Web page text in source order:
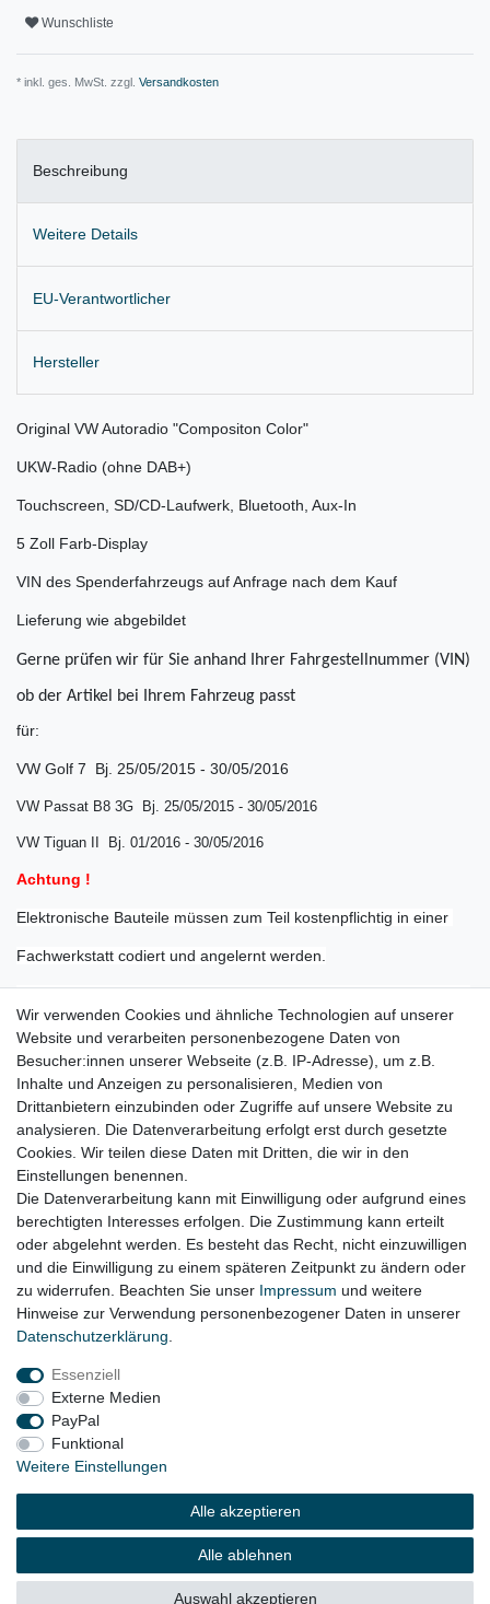
Wunschliste
* inkl. ges. MwSt. zzgl. Versandkosten
Beschreibung
Weitere Details
EU-Verantwortlicher
Hersteller
Original VW Autoradio "Compositon Color"
UKW-Radio (ohne DAB+)
Touchscreen, SD/CD-Laufwerk, Bluetooth, Aux-In
5 Zoll Farb-Display
VIN des Spenderfahrzeugs auf Anfrage nach dem Kauf
Lieferung wie abgebildet
Gerne prüfen wir für Sie anhand Ihrer Fahrgestellnummer (VIN)
ob der Artikel bei Ihrem Fahrzeug passt
für:
VW Golf 7 Bj. 25/05/2015 - 30/05/2016
VW Passat B8 3G Bj. 25/05/2015 - 30/05/2016
VW Tiguan II Bj. 01/2016 - 30/05/2016
Achtung !
Elektronische Bauteile müssen zum Teil kostenpflichtig in einer
Fachwerkstatt codiert und angelernt werden.
Eventuell benötigte Codes können von uns nicht geliefert werden.
Bitte klären Sie mit der Werkstatt Ihres Vertrauens im Vorfeld ob
diese dazu in
der Lage ist und das gekaufte Teil auch einbauen möchte!
Original Hersteller- Werkstätten (z.B. Audi oder VW) können das
in der Regel NICHT mit gebrauchten Steuergeräten !
Lieferzeit etwa 1 bis 3 Werktage
Wir verwenden Cookies und ähnliche Technologien auf unserer
Website und verarbeiten personenbezogene Daten von
Besucher:innen unserer Webseite (z.B. IP-Adresse), um z.B.
Inhalte und Anzeigen zu personalisieren, Medien von
Drittanbietern einzubinden oder Zugriffe auf unsere Website zu
analysieren. Die Datenverarbeitung erfolgt erst durch gesetzte
Cookies. Wir teilen diese Daten mit Dritten, die wir in den
Einstellungen benennen.
Die Datenverarbeitung kann mit Einwilligung oder aufgrund eines
berechtigten Interesses erfolgen. Die Zustimmung kann erteilt
oder abgelehnt werden. Es besteht das Recht, nicht einzuwilligen
und die Einwilligung zu einem späteren Zeitpunkt zu ändern oder
zu widerrufen. Beachten Sie unser Impressum und weitere
Hinweise zur Verwendung personenbezogener Daten in unserer
Daten­schutz­erklärung
Essenziell
Externe Medien
PayPal
Funktional
Weitere Einstellungen
Alle akzeptieren
Alle ablehnen
Auswahl akzeptieren
Impressum
Widerrufs­recht
© Copyright 2026 | Alle Rechte vorbehalten.